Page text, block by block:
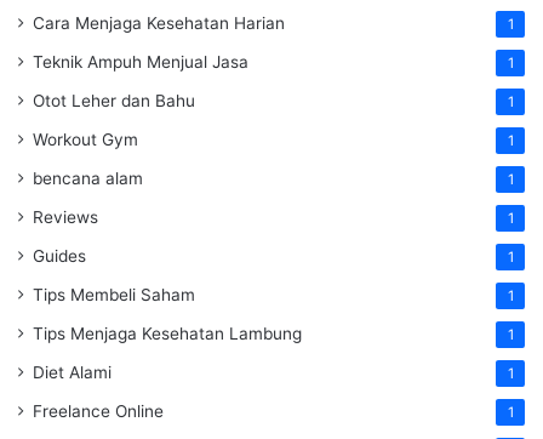
Cara Menjaga Kesehatan Harian 1
Teknik Ampuh Menjual Jasa 1
Otot Leher dan Bahu 1
Workout Gym 1
bencana alam 1
Reviews 1
Guides 1
Tips Membeli Saham 1
Tips Menjaga Kesehatan Lambung 1
Diet Alami 1
Freelance Online 1